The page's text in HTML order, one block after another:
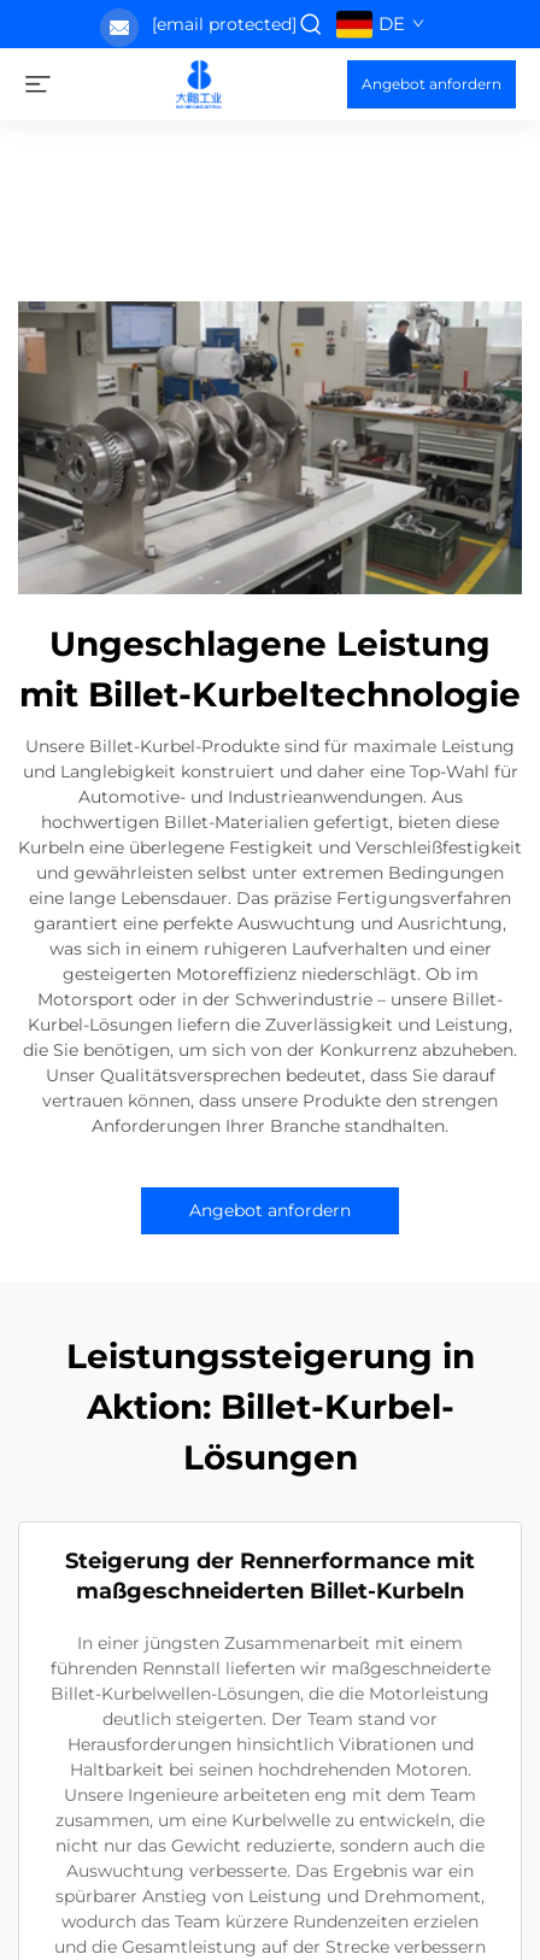
[email protected] DE
Angebot anfordern
Ungeschlagene Leistung
mit Billet-Kurbeltechnologie
Unsere Billet-Kurbel-Produkte sind für maximale Leistung
und Langlebigkeit konstruiert und daher eine Top-Wahl für
Automotive- und Industrieanwendungen. Aus
hochwertigen Billet-Materialien gefertigt, bieten diese
Kurbeln eine überlegene Festigkeit und Verschleißfestigkeit
und gewährleisten selbst unter extremen Bedingungen
eine lange Lebensdauer. Das präzise Fertigungsverfahren
garantiert eine perfekte Auswuchtung und Ausrichtung,
was sich in einem ruhigeren Laufverhalten und einer
gesteigerten Motoreffizienz niederschlägt. Ob im
Motorsport oder in der Schwerindustrie – unsere Billet-
Kurbel-Lösungen liefern die Zuverlässigkeit und Leistung,
die Sie benötigen, um sich von der Konkurrenz abzuheben.
Unser Qualitätsversprechen bedeutet, dass Sie darauf
vertrauen können, dass unsere Produkte den strengen
Anforderungen Ihrer Branche standhalten.
Angebot anfordern
Leistungssteigerung in
Aktion: Billet-Kurbel-
Lösungen
Steigerung der Rennerformance mit
maßgeschneiderten Billet-Kurbeln
In einer jüngsten Zusammenarbeit mit einem
führenden Rennstall lieferten wir maßgeschneiderte
Billet-Kurbelwellen-Lösungen, die die Motorleistung
deutlich steigerten. Der Team stand vor
Herausforderungen hinsichtlich Vibrationen und
Haltbarkeit bei seinen hochdrehenden Motoren.
Unsere Ingenieure arbeiteten eng mit dem Team
zusammen, um eine Kurbelwelle zu entwickeln, die
nicht nur das Gewicht reduzierte, sondern auch die
Auswuchtung verbesserte. Das Ergebnis war ein
spürbarer Anstieg von Leistung und Drehmoment,
wodurch das Team kürzere Rundenzeiten erzielen
und die Gesamtleistung auf der Strecke verbessern